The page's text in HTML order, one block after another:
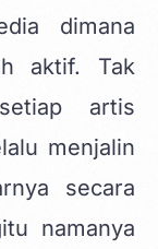
dimana
aktif. Tak
artis
menjalin
secara
namanya